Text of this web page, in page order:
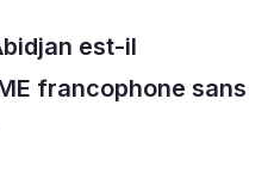
est-il
francophone sans